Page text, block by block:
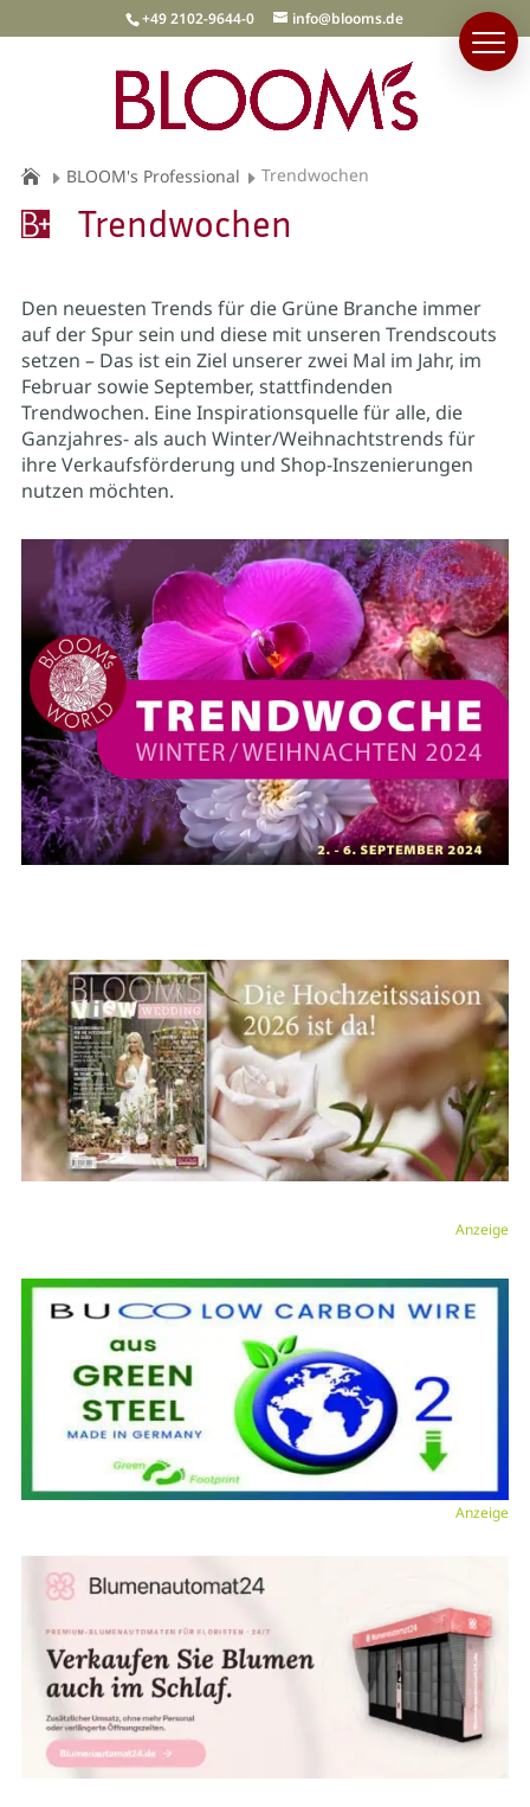
+49 2102-9644-0 info@blooms.de
BLOOM's Professional Trendwochen
Trendwochen
Den neuesten Trends für die Grüne Branche immer
auf der Spur sein und diese mit unseren Trendscouts
setzen – Das ist ein Ziel unserer zwei Mal im Jahr, im
Februar sowie September, stattfindenden
Trendwochen. Eine Inspirationsquelle für alle, die
Ganzjahres- als auch Winter/Weihnachtstrends für
ihre Verkaufsförderung und Shop-Inszenierungen
nutzen möchten.
Anzeige
Anzeige